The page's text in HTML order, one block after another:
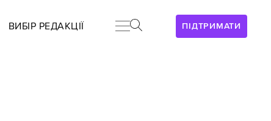
ПІДТРИМАТИ
ВИБІР РЕДАКЦІЇ